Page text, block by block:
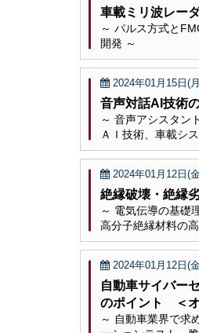
車載ミリ波レー
～ パルス方式と
開発 ～
2024年01月15日(
音声対話AI技術
～ 音声アシスタン
ＡＩ技術、車載シ
2024年01月12日(
絶縁破壊・絶縁
～ 電気伝導の基礎
高分子絶縁材料の
2024年01月12日(
自動車サイバー
のポイント ＜オ
～ 自動車業界で求